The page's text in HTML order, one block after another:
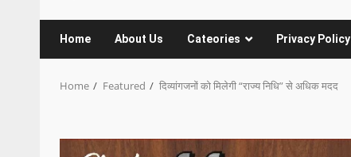
Home About Us Cateories Privacy Policy
Home Featured दिव्यांगजनों को मिलेगी “राज्य निधि” से अधिक मदद